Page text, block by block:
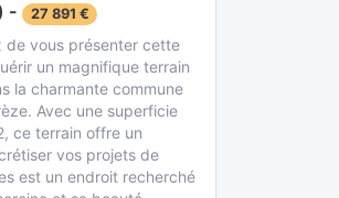
- 27 891 €
de vous présenter cette
un magnifique terrain
la charmante commune
Avec une superficie
ce terrain offre un
vos projets de
est un endroit recherché